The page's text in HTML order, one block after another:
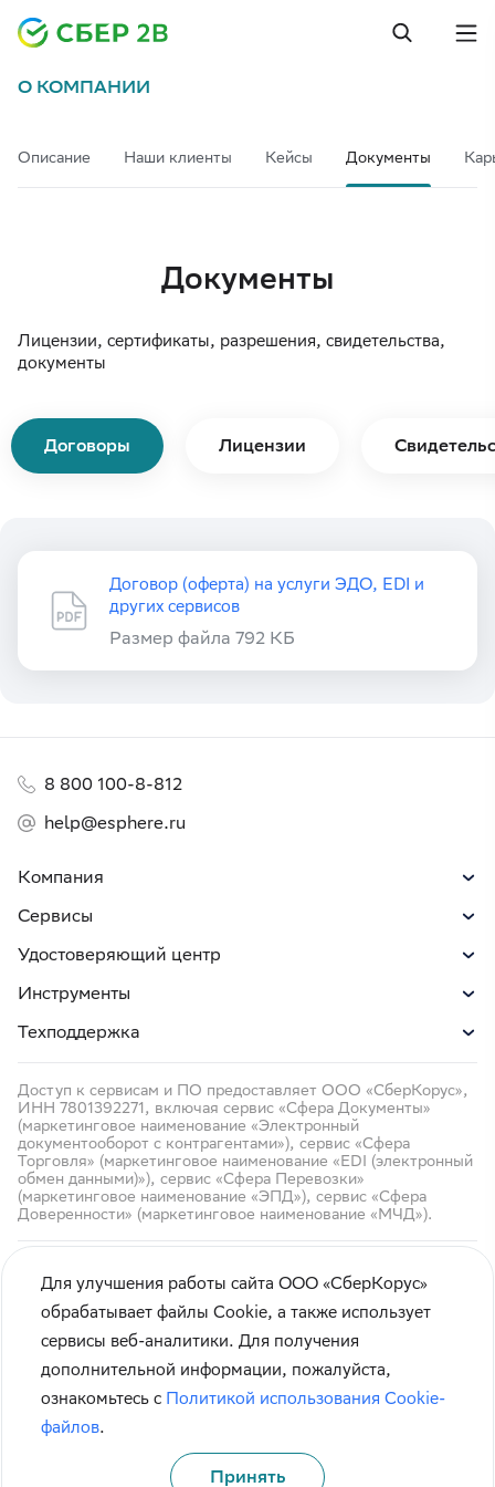
О КОМПАНИИ
Описание Наши клиенты Кейсы Документы
Документы
Лицензии, сертификаты, разрешения, свидетельства,
документы
Договоры Лицензии
Договор (оферта) на услуги ЭДО, EDI и
других сервисов
Размер файла 792 КБ
Компания
Сервисы
Удостоверяющий центр
Инструменты
Техподдержка
8 800 100-8-812
help@esphere.ru
Доступ к сервисам и ПО предоставляет ООО «СберКорус»,
ИНН 7801392271, включая сервис «Сфера Документы»
(маркетинговое наименование «Электронный
документооборот с контрагентами»), сервис «Сфера
Торговля» (маркетинговое наименование «EDI (электронный
обмен данными)»), сервис «Сфера Перевозки»
(маркетинговое наименование «ЭПД»), сервис «Сфера
Доверенности» (маркетинговое наименование «МЧД»).
© СберКорус 2004-2026
Правила использования сайта
Карта сайта
Для улучшения работы сайта ООО «СберКорус»
обрабатывает файлы Cookie, а также использует
сервисы веб-аналитики. Для получения
дополнительной информации, пожалуйста,
ознакомьтесь с Политикой использования Cookie-
файлов.
Принять